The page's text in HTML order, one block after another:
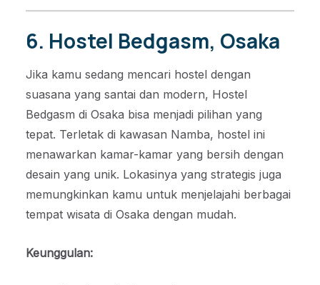
6. Hostel Bedgasm, Osaka
Jika kamu sedang mencari hostel dengan
suasana yang santai dan modern, Hostel
Bedgasm di Osaka bisa menjadi pilihan yang
tepat. Terletak di kawasan Namba, hostel ini
menawarkan kamar-kamar yang bersih dengan
desain yang unik. Lokasinya yang strategis juga
memungkinkan kamu untuk menjelajahi berbagai
tempat wisata di Osaka dengan mudah.
Keunggulan: